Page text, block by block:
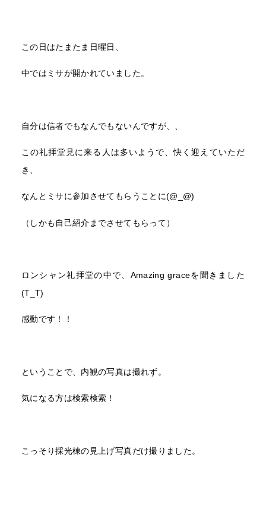
この日はたまたま日曜日、
中ではミサが開かれていました。
自分は信者でもなんでもないんですが、、
この礼拝堂見に来る人は多いようで、快く迎えていただ
き、
なんとミサに参加させてもらうことに(@_@)
（しかも自己紹介までさせてもらって）
ロンシャン礼拝堂の中で、Amazing graceを聞きました
(T_T)
感動です！！
ということで、内観の写真は撮れず。
気になる方は検索検索！
こっそり採光棟の見上げ写真だけ撮りました。